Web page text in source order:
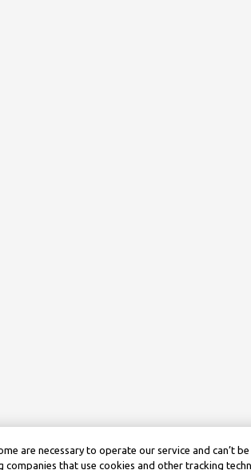
are necessary to operate our service and can’t
that use cookies and other tracking